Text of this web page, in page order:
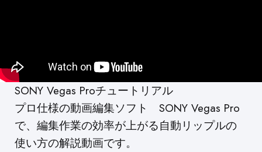
SONY Vegas Proチュートリアル
プロ仕様の動画編集ソフト SONY Vegas Pro
で、編集作業の効率が上がる自動リップルの
使い方の解説動画です。